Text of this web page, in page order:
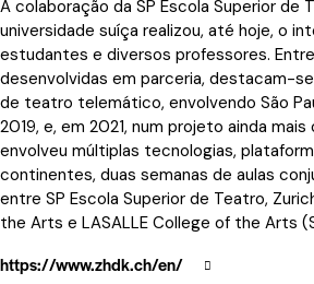
A colaboração da SP Escola Superior de
universidade suíça realizou, até hoje, o
estudantes e diversos professores.
desenvolvidas em parceria, destacam-
de teatro telemático, envolvendo São
2019, e, em 2021, num projeto ainda mais
envolveu múltiplas tecnologias,
continentes, duas semanas de aulas
entre SP Escola Superior de Teatro,
the Arts e LASALLE College of the Arts
https://www.zhdk.ch/en/